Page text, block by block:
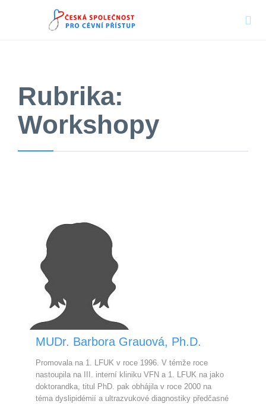

Rubrika:
Workshopy
MUDr. Barbora Grauová, Ph.D.
Promovala na 1. LFUK v roce 1996. V témže roce
nastoupila na III. interní kliniku VFN a 1. LFUK na jako
doktorandka, titul PhD. pak obhájila v roce 2000 na
téma dyslipidémií a ultrazvukové diagnostiky předčasné